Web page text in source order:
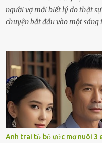
người vợ mới biết lý do thật
chuyện bắt đầu vào một
không kém. Ông Minh, vốn
hôm ấy lại đặc biệt vui vẻ.
cùng cô con gái 8 tuổi tên
con đi biển hai ngày, để nó
sẽ kể cho em nghe cả tuần
hiền, vuốt tóc vợ. Bà Hạnh
lòng cũng rộn ràng. Bà vốn ít
Anh trai từ bỏ ước mơ nuôi 3